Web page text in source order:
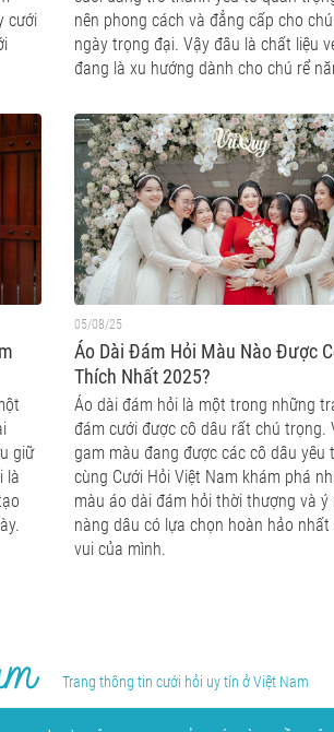
cưới
nên phong cách và đẳng cấp cho
ngày trọng đại. Vậy đâu là chất liệu
đang là xu hướng dành cho chú rể
giữ
là
05/08/25
Áo Dài Đám Hỏi Màu Nào Được
Thích Nhất 2025?
Áo dài đám hỏi là một trong những
đám cưới được cô dâu rất chú trọng.
gam màu đang được các cô dâu yêu
cùng Cưới Hỏi Việt Nam khám phá
màu áo dài đám hỏi thời thượng và ý
nàng dâu có lựa chọn hoàn hảo
vui của mình.
Trang thông tin cưới hỏi uy tín ở Việt Nam